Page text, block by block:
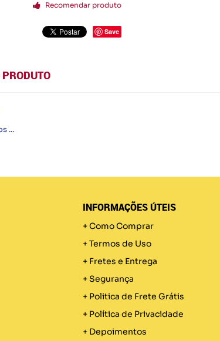
Recomendar produto
Save
...
INFORMAÇÕES ÚTEIS
Como Comprar
Termos de Uso
Fretes e Entrega
Segurança
Politica de Frete Grátis
Política de Privacidade
Depoimentos